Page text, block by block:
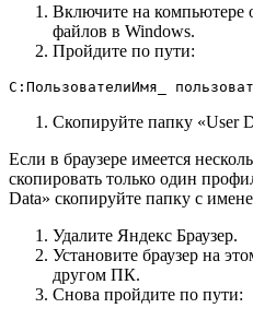
Включите на компьютере
файлов в Windows.
Пройдите по пути:
C:ПользователиИмя_
Скопируйте папку «User
Если в браузере имеется
скопировать только один
Data» скопируйте папку с
Удалите Яндекс Браузер.
Установите браузер на
другом ПК.
Снова пройдите по пути: